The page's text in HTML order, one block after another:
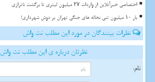
اختصاصی خبرآنلاین از واردات ۲۷ میلیون لیتری تا برگشت ناترازی
بار ۱۰ میلیون تنی نخاله های جنگی تهران بر دوش شهرداری!
نظرات بینندگان در مورد این مطلب نت واش
نظرتان درباره ی این مطلب نت واش
نام: